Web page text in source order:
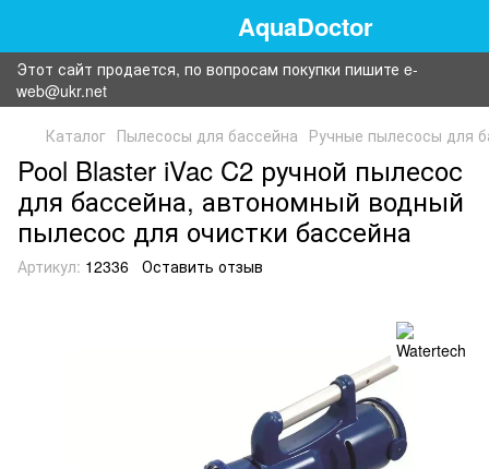
AquaDoctor
Этот сайт продается, по вопросам покупки пишите e-
web@ukr.net
Каталог Пылесосы для бассейна Ручные пылесосы для
Pool Blaster iVac C2 ручной пылесос
для бассейна, автономный водный
пылесос для очистки бассейна
Артикул: 12336 Оставить отзыв